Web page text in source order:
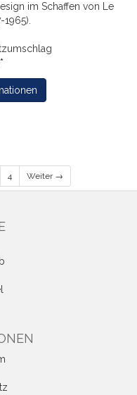
im Schaffen von Le
4 Weiter →